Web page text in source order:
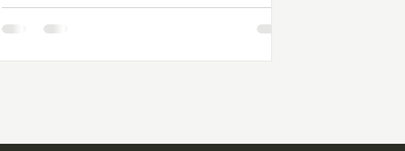
uit, het is een goede riff!